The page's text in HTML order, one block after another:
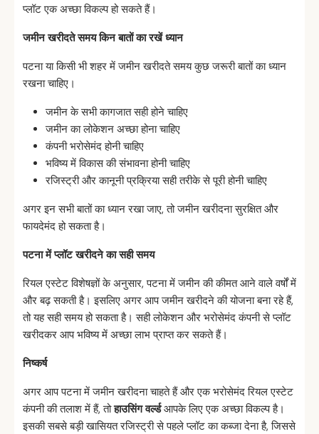
प्लॉट एक अच्छा विकल्प हो सकते हैं।
जमीनखरीदतेसमयकिनबातोंकारखेंध्यान
पटना या किसी भी शहर में जमीन खरीदते समय कुछ जरूरी बातों का ध्यान
रखना चाहिए।
जमीन के सभी कागजात सही होने चाहिए
जमीन का लोकेशन अच्छा होना चाहिए
कंपनी भरोसेमंद होनी चाहिए
भविष्य में विकास की संभावना होनी चाहिए
रजिस्ट्री और कानूनी प्रक्रिया सही तरीके से पूरी होनी चाहिए
अगर इन सभी बातों का ध्यान रखा जाए, तो जमीन खरीदना सुरक्षित और
फायदेमंद हो सकता है।
पटनामेंप्लॉटखरीदनेकासहीसमय
रियल एस्टेट विशेषज्ञों के अनुसार, पटना में जमीन की कीमत आने वाले वर्षों में
और बढ़ सकती है। इसलिए अगर आप जमीन खरीदने की योजना बना रहे हैं,
तो यह सही समय हो सकता है। सही लोकेशन और भरोसेमंद कंपनी से प्लॉट
खरीदकर आप भविष्य में अच्छा लाभ प्राप्त कर सकते हैं।
निष्कर्ष
अगर आप पटना में जमीन खरीदना चाहते हैं और एक भरोसेमंद रियल एस्टेट
कंपनी की तलाश में हैं, तोहाउसिंगवर्ल्डआपके लिए एक अच्छा विकल्प है।
इसकी सबसे बड़ी खासियत रजिस्ट्री से पहले प्लॉट का कब्जा देना है, जिससे